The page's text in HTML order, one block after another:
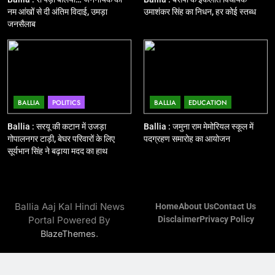
12
महाप्रबंधक ने किया निरीक्षण
13
Ballia : त्यौहारों पर शांति व्यवस्था को
लेकर पुलिस ने किया रूट मार्च
BALLIA NATIONAL
माता का निधन
BALLIA
नम आंखों से दी अंतिम विदाई, उमड़ा
जनसैलाब
उमाशंकर सिंह का निधन, हर कोई स्तब्ध
BALLIA POLITICS
Ballia : सरयू की कटान में उजड़ा
गोपालनगर टाड़ी, बेघर परिवारों के लिए
सूर्यभान सिंह ने बढ़ाया मदद का हाथ
BALLIA EDUCATION
Ballia : जमुना राम मेमोरियल स्कूल में
पदग्रहण समारोह का आयोजन
Ballia Aaj Kal Hindi News
Portal Powered By
BlazeThemes.
HomeAbout UsContact Us
DisclaimerPrivacy Policy